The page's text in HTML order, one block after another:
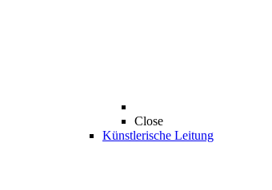
Close
Künstlerische Leitung